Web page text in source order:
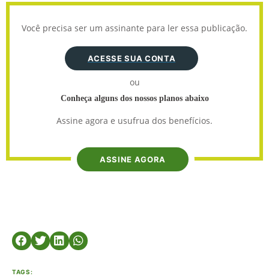
Você precisa ser um assinante para ler essa publicação.
ACESSE SUA CONTA
ou
Conheça alguns dos nossos planos abaixo
Assine agora e usufrua dos benefícios.
ASSINE AGORA
TAGS: